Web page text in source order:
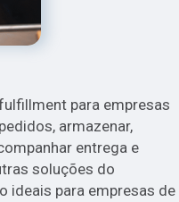
para empresas
armazenar,
entrega e
soluções do
ideais para empresas de